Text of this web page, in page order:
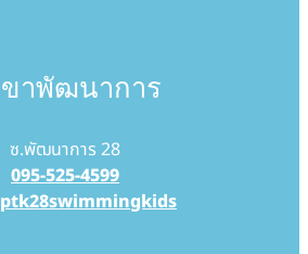
าพัฒนาการ
ซ.พัฒนาการ 28
095-525-4599
ptk28swimmingkids